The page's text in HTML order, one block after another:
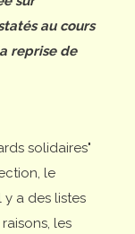
au cours
reprise de
solidaires"
le
a des listes
les